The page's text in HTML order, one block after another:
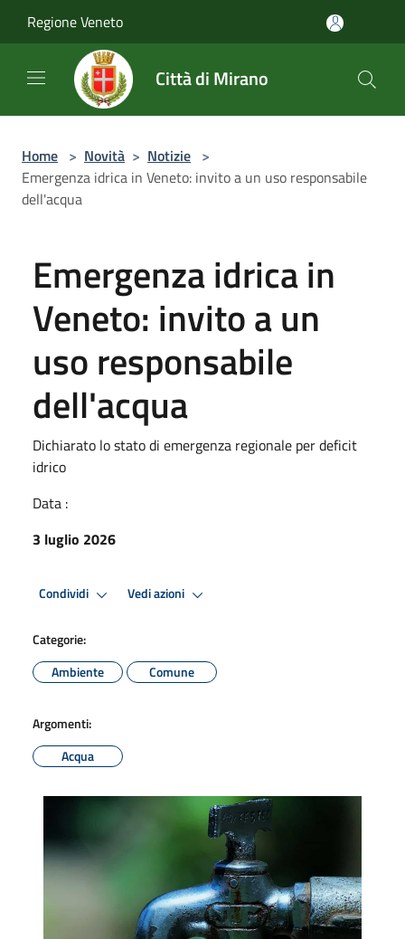
Regione Veneto
Città di Mirano
Home > Novità > Notizie >
Emergenza idrica in Veneto: invito a un uso responsabile
dell'acqua
Emergenza idrica in
Veneto: invito a un
uso responsabile
dell'acqua
Dichiarato lo stato di emergenza regionale per deficit
idrico
Data :
3 luglio 2026
Condividi Vedi azioni
Categorie:
Ambiente
Comune
Argomenti:
Acqua